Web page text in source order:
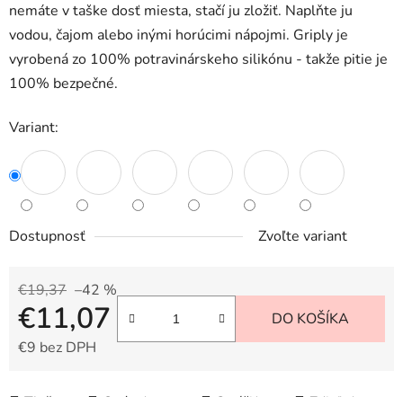
nemáte v taške dosť miesta, stačí ju zložiť. Naplňte ju
vodou, čajom alebo inými horúcimi nápojmi. Griply je
vyrobená zo 100% potravinárskeho silikónu - takže pitie je
100% bezpečné.
Variant:
Dostupnosť Zvoľte variant
€19,37 –42 %
€11,07
€9 bez DPH
DO KOŠÍKA